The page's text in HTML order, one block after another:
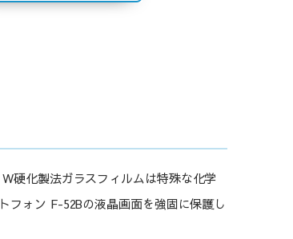
硬化製法ガラスフィルムは特殊な化学
フォン F-52Bの液晶画面を強固に保護し